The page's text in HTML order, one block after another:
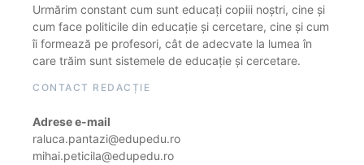
Urmărim constant cum sunt educați copiii noștri, cine și
cum face politicile din educație și cercetare, cine și cum
îi formează pe profesori, cât de adecvate la lumea în
care trăim sunt sistemele de educație și cercetare.
CONTACT REDACȚIE
Adrese e-mail
raluca.pantazi@edupedu.ro
mihai.peticila@edupedu.ro